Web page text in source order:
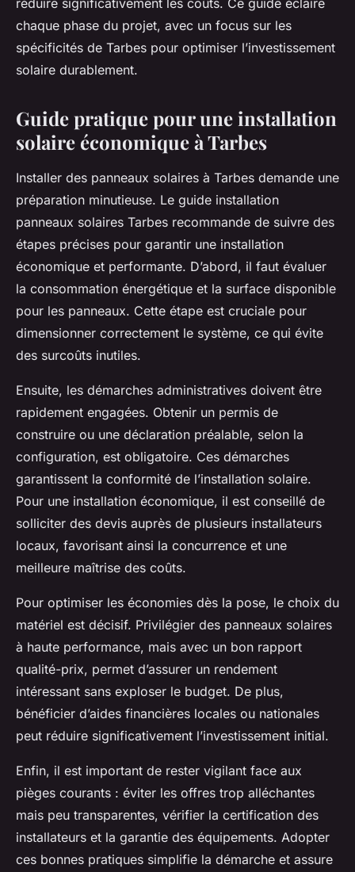
réduire significativement les coûts. Ce guide éclaire
chaque phase du projet, avec un focus sur les
spécificités de Tarbes pour optimiser l’investissement
solaire durablement.
Guide pratique pour une installation
solaire économique à Tarbes
Installer des panneaux solaires à Tarbes demande une
préparation minutieuse. Le guide installation
panneaux solaires Tarbes recommande de suivre des
étapes précises pour garantir une installation
économique et performante. D’abord, il faut évaluer
la consommation énergétique et la surface disponible
pour les panneaux. Cette étape est cruciale pour
dimensionner correctement le système, ce qui évite
des surcoûts inutiles.
Ensuite, les démarches administratives doivent être
rapidement engagées. Obtenir un permis de
construire ou une déclaration préalable, selon la
configuration, est obligatoire. Ces démarches
garantissent la conformité de l’installation solaire.
Pour une installation économique, il est conseillé de
solliciter des devis auprès de plusieurs installateurs
locaux, favorisant ainsi la concurrence et une
meilleure maîtrise des coûts.
Pour optimiser les économies dès la pose, le choix du
matériel est décisif. Privilégier des panneaux solaires
à haute performance, mais avec un bon rapport
qualité-prix, permet d’assurer un rendement
intéressant sans exploser le budget. De plus,
bénéficier d’aides financières locales ou nationales
peut réduire significativement l’investissement initial.
Enfin, il est important de rester vigilant face aux
pièges courants : éviter les offres trop alléchantes
mais peu transparentes, vérifier la certification des
installateurs et la garantie des équipements. Adopter
ces bonnes pratiques simplifie la démarche et assure